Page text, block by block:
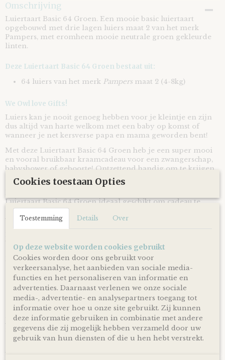
EAN code
8721073401588
Omschrijving
Luiertaart Basic 64 Groen. Een mooie basic luiertaart
opgebouwd met drie lagen luiers maat 2 van het merk
Pampers, met eromheen mooie neutrale groen gekleurde
linten.
Deze Luiertaart Basic 64 Groen bestaat uit:
64 luiers van het merk Pampers maat 2 (4-8kg)
We Owl love Gifts!
Luiers kan je nooit genoeg hebben voor je kleintje en zijn
dus altijd van harte welkom met een baby op komst of
wanneer je net kersverse papa en mama geworden bent!
Met deze Luiertaart Basic 64 Groen heb je een super mooi
en vooral bruikbaar kraamcadeau voor een zwangerschap,
babyshower of geboorte! Ontzettend handig om te krijgen
en leuk om te geven!
Luiertaart Basic 64 Groen ideaal geschikt om cadeau te
geven bij de komst of geboorte van zowel een jongen als
van een meisje.
baby nog een verrassing is!
De luiertaart wordt op een kartonnen onderplaat geplaatst
en uiteraard netjes als cadeau verpakt door middel van
doorzichtig folie en lint, zodat je hemdirect cadeau kunt
doen!
Ophalen & Verzenden
Je kunt je bestelling dagelijks,op afspraak, komen ophalen
in Kloosterveen Assen.
Of je laat je bestelling
via PostNL pakketservice inclusief track en trace code!
Cookies toestaan Opties
Toestemming Details Over
Op deze website worden cookies gebruikt
Cookies worden door ons gebruikt voor
verkeersanalyse, het aanbieden van sociale media-
functies en het personaliseren van informatie en
advertenties. Daarnaast verlenen we onze sociale
media-, advertentie- en analysepartners toegang tot
informatie over hoe u onze site gebruikt. Zij kunnen
deze informatie gebruiken in combinatie met andere
gegevens die zij mogelijk hebben verzameld door uw
gebruik van hun diensten of die u hen hebt verstrekt.